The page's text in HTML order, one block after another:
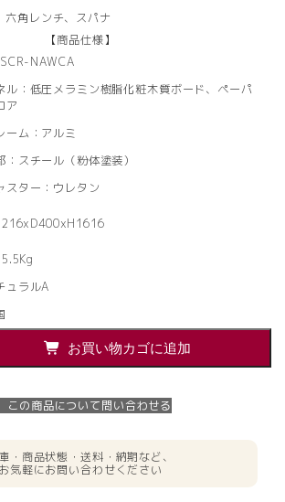
六角レンチ、スパナ
【商品仕様】
NAWCA
ル：低圧メラミン樹脂化粧木質ボード、ペーパ
ア
ーム：アルミ
：スチール（粉体塗装）
スター：ウレタン
ュラルA
お買い物カゴに追加
この商品について問い合わせる
・商品状態・送料・納期など、
お気軽にお問い合わせください